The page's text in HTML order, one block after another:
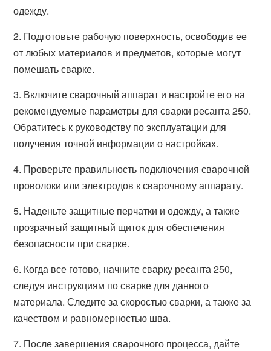
одежду.
2. Подготовьте рабочую поверхность, освободив ее
от любых материалов и предметов, которые могут
помешать сварке.
3. Включите сварочный аппарат и настройте его на
рекомендуемые параметры для сварки ресанта 250.
Обратитесь к руководству по эксплуатации для
получения точной информации о настройках.
4. Проверьте правильность подключения сварочной
проволоки или электродов к сварочному аппарату.
5. Наденьте защитные перчатки и одежду, а также
прозрачный защитный щиток для обеспечения
безопасности при сварке.
6. Когда все готово, начните сварку ресанта 250,
следуя инструкциям по сварке для данного
материала. Следите за скоростью сварки, а также за
качеством и равномерностью шва.
7. После завершения сварочного процесса, дайте